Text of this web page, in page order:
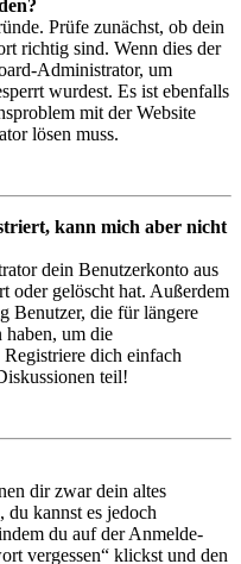
Prüfe zunächst, ob dein
richtig sind. Wenn dies der
Administrator, um
wurdest. Es ist ebenfalls
mit der Website
lösen muss.
kann mich aber nicht
dein Benutzerkonto aus
oder gelöscht hat. Außerdem
Benutzer, die für längere
haben, um die
dich einfach
teil!
dir zwar dein altes
kannst es jedoch
du auf der Anmelde-
vergessen“ klickst und den